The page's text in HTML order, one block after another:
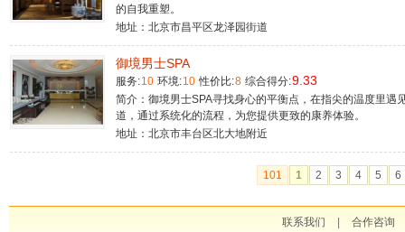
的自我重塑。
地址：北京市昌平区龙泽园街道
御境男士SPA
服务:10 环境:10 性价比:8 综合得分:9.33
简介：御境男士SPA寻找身心的平衡点，在指尖的温度里遇
道，通过系统化的流程，为您提供更致的康养体验。
地址：北京市丰台区北大地附近
101 1 2 3 4 5 6
联系我们 合作咨询